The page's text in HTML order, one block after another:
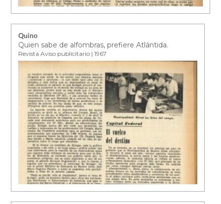
Quino
Quien sabe de alfombras, prefiere Atlántida.
Revista Aviso publicitario | 1967